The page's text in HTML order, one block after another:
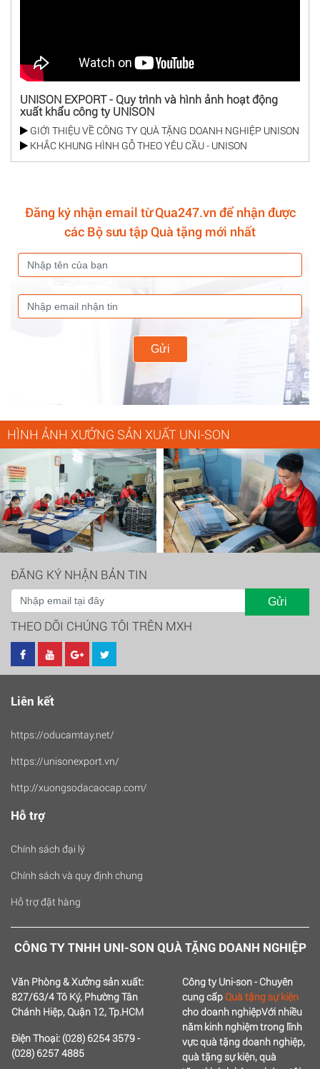
UNISON EXPORT - Quy trình và hình ảnh hoạt động
xuất khẩu công ty UNISON
GIỚI THIỆU VỀ CÔNG TY QUÀ TẶNG DOANH NGHIỆP UNISON
KHẮC KHUNG HÌNH GỖ THEO YÊU CẦU - UNISON
Đăng ký nhận email từ Qua247.vn để nhận được
các Bộ sưu tập Quà tặng mới nhất
Gửi
HÌNH ẢNH XƯỞNG SẢN XUẤT UNI-SON
ĐĂNG KÝ NHẬN BẢN TIN
Gửi
THEO DÕI CHÚNG TÔI TRÊN MXH
Liên kết
https://oducamtay.net/
https://unisonexport.vn/
http://xuongsodacaocap.com/
Hỗ trợ
Chính sách đại lý
Chính sách và quy định chung
Hỗ trợ đặt hàng
CÔNG TY TNHH UNI-SON QUÀ TẶNG DOANH NGHIỆP
Văn Phòng & Xưởng sản xuất:
827/63/4 Tô Ký, Phường Tân
Chánh Hiệp, Quận 12, Tp.HCM
Điện Thoại: (028) 6254 3579 -
(028) 6257 4885
Công ty Uni-son - Chuyên
cung cấp Quà tặng sự kiện
cho doanh nghiệpVới nhiều
năm kinh nghiệm trong lĩnh
vực quà tặng doanh nghiệp,
quà tặng sự kiện, quà